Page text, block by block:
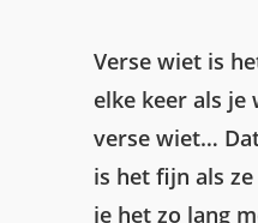
Verse wiet is
elke keer als
verse wiet…
is het fijn als
je het zo lang